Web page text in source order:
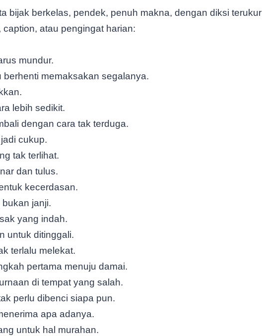
bijak berkelas, pendek, penuh makna, dengan diksi terukur
atau pengingat harian:
mundur.
memaksakan segalanya.
lebih sedikit.
dengan cara tak terduga.
cukup.
tak terlihat.
dan tulus.
kecerdasan.
janji.
yang indah.
untuk ditinggali.
terlalu melekat.
pertama menuju damai.
di tempat yang salah.
perlu dibenci siapa pun.
apa adanya.
untuk hal murahan.